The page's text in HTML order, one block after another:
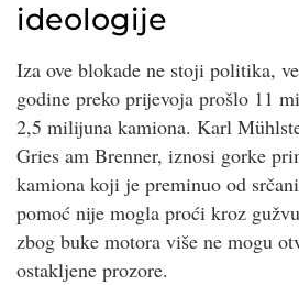
ideologije
Iza ove blokade ne stoji politika,
godine preko prijevoja prošlo 11
2,5 milijuna kamiona. Karl
Gries am Brenner, iznosi gorke
kamiona koji je preminuo od
pomoć nije mogla proći kroz
zbog buke motora više ne mogu
ostakljene prozore.